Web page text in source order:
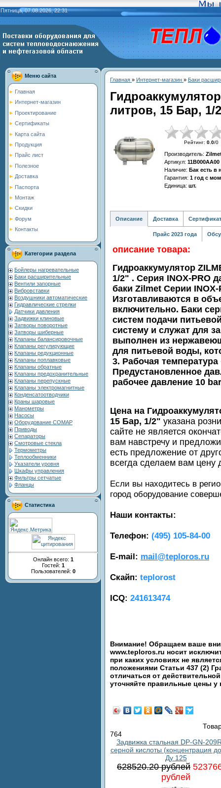
Пятница, 07.08.2026, 22:31
Меню сайта
Главная
Интернет-магазин
Проектирование
Сертификаты
Карта сайта
Продукция
Прайс лист
Полезное
Доставка
Паспорта
Монтаж
Скидки
Форум
Контакты
Категории раздела
Бойлеры нагревательные
Баки расширительные
Вентили запорные
Вибровставки
Воздушники автоматические
Гидравлические стрелки
Датчики давления
Задвижки клиновые
Затворы поворотные
Затворы шиберные
Клапаны балансировочные
Клапаны регулирующие
Клапаны редукционные
Клапаны поплавковые
Клапаны обратные
Клапаны предохранительные
Клапаны перепускные
Клапаны электромагнитные
Конденсатоотводчики
Краны шаровые
Манометры
Насосы
Оборудование COMAP
Приводы
Сепараторы
Смотровые стекла
Термометры
Теплообменники
Указатели уровня
Шкафы управления
Фильтры сетчатые
Фланцы
Статистика
Онлайн всего: 1
Гостей: 1
Пользователей: 0
Главная » Интернет-магазин » Баки
литров, 15 Бар, 1/
Рейтинг: 0.0/0
Производитель:
Артикул: 11В000AA00
Наличие: Бак есть в
Гарантия: 1 год с
Единица: шт.
Описание Доставка Сертификат
Прайс 2023 года
описание товара:
Гидроаккумулятор
1/2" . Серия INOX-PRO
баки Zilmet Серии
Изготавливаются в
включительно. Баки
систем подачи
систему и служат для
выполнен из
для питьевой воды,
3. Рабочая температура
Предустановленное
рабочее давление 10
Цена на
15 Бар, 1/2" указана
сайте не является
вам навстречу и
есть предложение от
всегда сделаем вам цену
Если вы находитесь в
город оборудование
Наши контакты:
Телефон: (495) 105-84-00
E-mail: mail@teploros.ru
Скайп: teplorost
ICQ: 241613474
Внимание! Обращаем ваше
www.teploros.ru носит
при каких условиях не
положениями Статьи 437 (2)
отличаться от
уточняйте правильные цены
764
Задвижка стальная DP-GN-
серной кислоты (концентрация
Ду 125
628520.20 рублей
рублей